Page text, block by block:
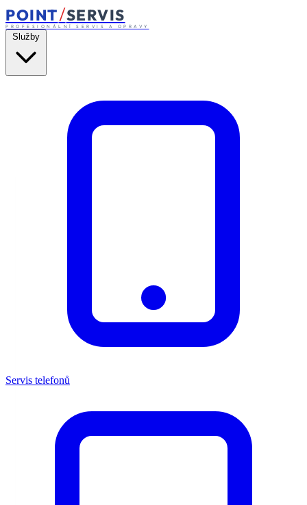
POINT/SERVIS
PROFESIONÁLNÍ SERVIS A OPRAVY
Služby
Servis telefonů